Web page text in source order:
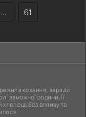
... 61
кохання, заради
заможної родини. Її
без впливу та